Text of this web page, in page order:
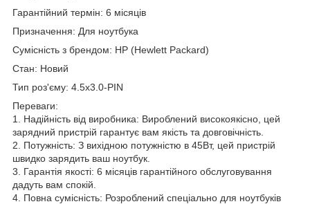
Гарантійний термін: 6 місяців
Призначення: Для ноутбука
Сумісність з брендом: HP (Hewlett Packard)
Стан: Новий
Тип роз'єму: 4.5х3.0-PIN
Переваги:
1. Надійність від виробника: Вироблений високоякісно, цей
зарядний пристрій гарантує вам якість та довговічність.
2. Потужність: З вихідною потужністю в 45Вт, цей пристрій
швидко зарядить ваш ноутбук.
3. Гарантія якості: 6 місяців гарантійного обслуговування
дадуть вам спокій.
4. Повна сумісність: Розроблений спеціально для ноутбуків